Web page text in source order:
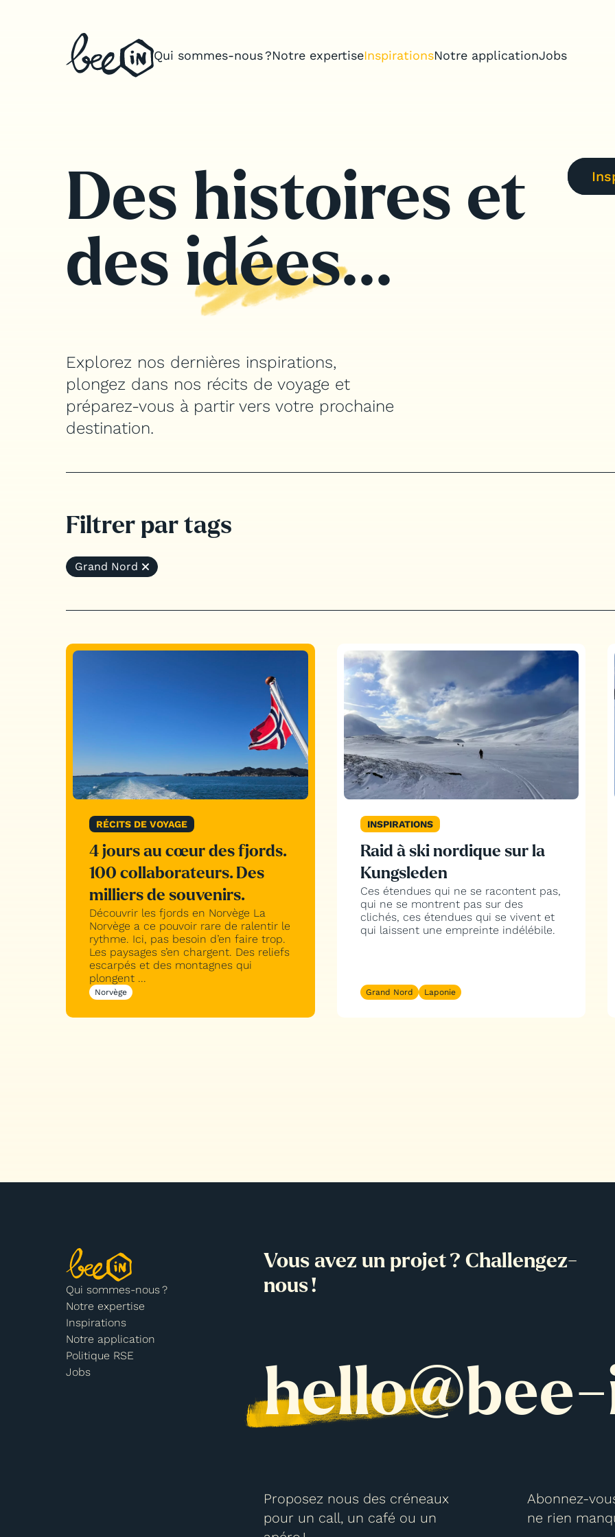
Qui sommes-nous ?
Organisation de séminaires d’entreprise
Organisation d’offsites & voyages incentive
Inspirations
Qui sommes-nous ?Notre expertiseInspirationsNotre applicationJobs
Des histoires et
des idées...
Explorez nos dernières inspirations,
plongez dans nos récits de voyage et
préparez-vous à partir vers votre prochaine
destination.
Filtrer par tags
Grand Nord
RÉCITS DE VOYAGE
4 jours au cœur des fjords.
100 collaborateurs. Des
milliers de souvenirs.
Découvrir les fjords en Norvège La
Norvège a ce pouvoir rare de ralentir le
rythme. Ici, pas besoin d’en faire trop.
Les paysages s’en chargent. Des reliefs
escarpés et des montagnes qui
plongent ...
Norvège
INSPIRATIONS
Raid à ski nordique sur la
Kungsleden
Ces étendues qui ne se racontent pas,
qui ne se montrent pas sur des
clichés, ces étendues qui se vivent et
qui laissent une empreinte indélébile.
Grand Nord Laponie
Qui sommes-nous ?
Notre expertise
Inspirations
Notre application
Politique RSE
Jobs
Vous avez un projet ? Challengez-
nous !
Proposez nous des créneaux
pour un call, un café ou un
Abonnez-
ne rien